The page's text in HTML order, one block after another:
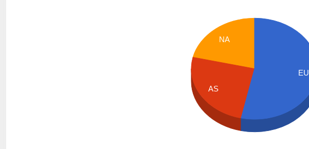
NA
AS
EU